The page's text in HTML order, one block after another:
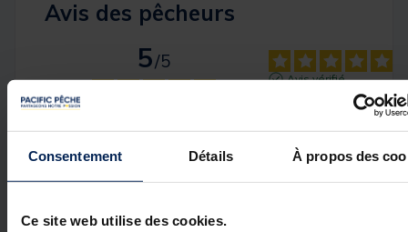
Consentement Détails À propos des
Ce site web utilise des cookies.
Avis des pêcheurs
5
/5
Basé sur
avis soumis à un
Voir tous les avis sur ce site
5 étoiles
Avis vérifié
Ras c'est du sensas .
Avis du
expérience du01/08/2025